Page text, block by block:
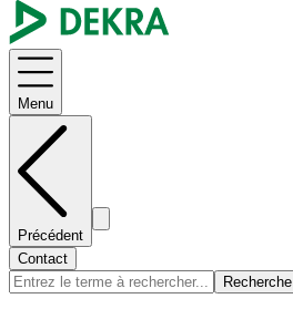
Menu
Précédent
Contact
Recherche